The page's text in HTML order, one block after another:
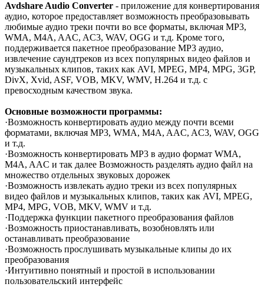
Avdshare Audio Converter - приложение для конвертирования
аудио, которое предоставляет возможность преобразовывать
любимые аудио треки почти во все форматы, включая MP3,
WMA, M4A, AAC, AC3, WAV, OGG и т.д. Кроме того,
поддерживается пакетное преобразование MP3 аудио,
извлечение саундтреков из всех популярных видео файлов и
музыкальных клипов, таких как AVI, MPEG, MP4, MPG, 3GP,
DivX, Xvid, ASF, VOB, MKV, WMV, H.264 и т.д. с
превосходным качеством звука.
Основные возможности программы:
·Возможность конвертировать аудио между почти всеми
форматами, включая MP3, WMA, M4A, AAC, AC3, WAV, OGG
и т.д.
·Возможность конвертировать MP3 в аудио формат WMA,
M4A, AAC и так далее Возможность разделять аудио файл на
множество отдельных звуковых дорожек
·Возможность извлекать аудио треки из всех популярных
видео файлов и музыкальных клипов, таких как AVI, MPEG,
MP4, MPG, VOB, MKV, WMV и т.д.
·Поддержка функции пакетного преобразования файлов
·Возможность приостанавливать, возобновлять или
останавливать преобразование
·Возможность прослушивать музыкальные клипы до их
преобразования
·Интуитивно понятный и простой в использовании
пользовательский интерфейс